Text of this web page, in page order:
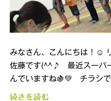
みなさん、こんにちは！☺
佐藤です(^^♪ 最近スーパ
んでいますね🍇💚 チラシ
続きを読む